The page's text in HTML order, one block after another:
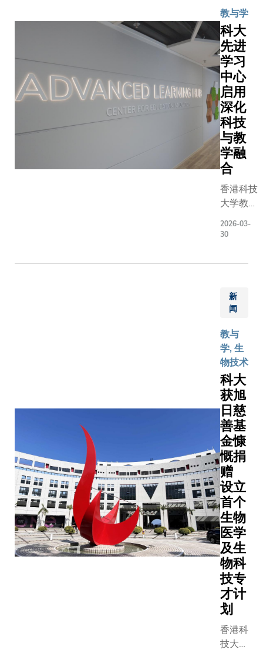
升学生在
AI应用的
知识。另
奖学金及
施与本港
平相若，
奖学金、
助及丰富
会，为学
而多元的
AI通识课
人才为装
人工智能
带来的机
科大早于
年率先推
（Major
科以外，
沿领域
1,450名
深化人工
科大正积
机共创与
（
Creation
Literacy
念，将AI
（AI
人类在学
创新过程
伴，培养
协作能力
合思维，
技术的能
2026/27
有新入学
修读六个
识课程。
部分：第
「AI素养
协同编排
（
Literacy:
教与学
科大
先进
学习
中心
启用
深化
科技
与教
学融
合
香港科技
大学教育
主任
教学讲求
互动，也
愈来愈重
视科技辅
助，这些
趋势正改
变大家对
学习空间
的要求。
他指出，
随着教学
模式不断
演进，教
职员与学
生对协
作、实践
与体验式
的学习环
境需求也
愈来愈
高，弹性
灵活的空
间变得至
关重要。
为满足这
2026-03-
30
新
闻
教与
学, 生
物技术
科大
获旭
日慈
善基
金慷
慨捐
赠
设立
首个
生物
医学
及生
物科
技专
才计
划
香港科
技大学